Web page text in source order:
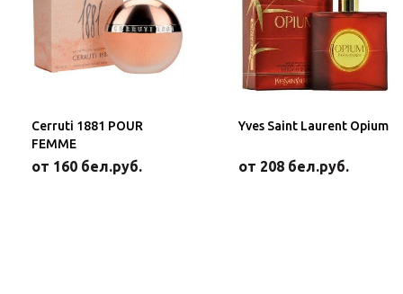
Cerruti 1881 POUR
FEMME
от 160 бел.руб.
Yves Saint Laurent Opium
от 208 бел.руб.